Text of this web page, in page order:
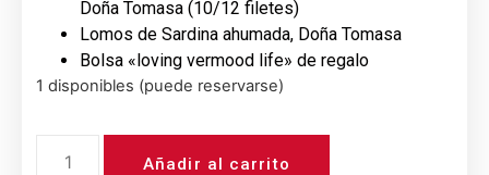
Doña Tomasa (10/12 filetes)
Lomos de Sardina ahumada, Doña Tomasa
Bolsa «loving vermood life» de regalo
1 disponibles (puede reservarse)
Añadir al carrito